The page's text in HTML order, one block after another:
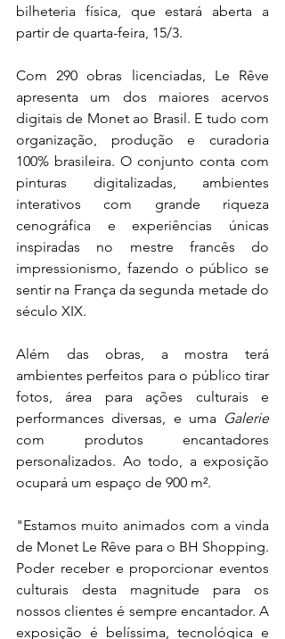
bilheteria física, que estará aberta a
partir de quarta-feira, 15/3.
Com 290 obras licenciadas, Le Rêve
apresenta um dos maiores acervos
digitais de Monet ao Brasil. E tudo com
organização, produção e curadoria
100% brasileira. O conjunto conta com
pinturas digitalizadas, ambientes
interativos com grande riqueza
cenográfica e experiências únicas
inspiradas no mestre francês do
impressionismo, fazendo o público se
sentir na França da segunda metade do
século XIX.
Além das obras, a mostra terá
ambientes perfeitos para o público tirar
fotos, área para ações culturais e
performances diversas, e uma Galerie
com produtos encantadores
personalizados. Ao todo, a exposição
ocupará um espaço de 900 m².
"Estamos muito animados com a vinda
de Monet Le Rêve para o BH Shopping.
Poder receber e proporcionar eventos
culturais desta magnitude para os
nossos clientes é sempre encantador. A
exposição é belíssima, tecnológica e